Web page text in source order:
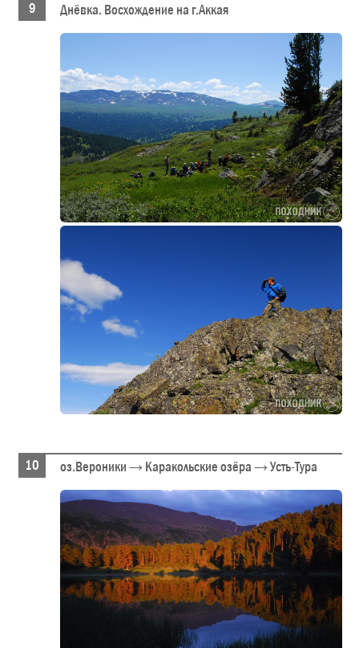
Днёвка. Восхождение на г.Аккая
оз.Вероники → Каракольские озёра → Усть-Тура